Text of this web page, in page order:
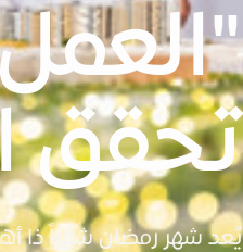
تحقق
يُعد شهر رمضان شهراً ذا